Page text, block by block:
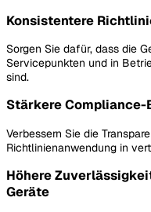
Konsistentere
Sorgen Sie dafür, dass die
Servicepunkten und in
sind.
Stärkere
Verbessern Sie die
Richtlinienanwendung in
Höhere
Geräte